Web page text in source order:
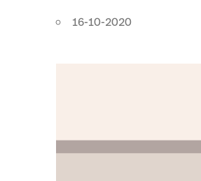
16-10-2020